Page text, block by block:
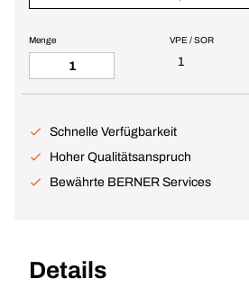
VPE / SOR
1
Menge
Schnelle Verfügbarkeit
Hoher Qualitätsanspruch
Bewährte BERNER Services
Details